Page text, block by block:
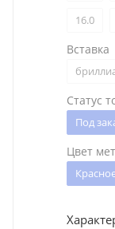
16.0
Вставка
Статус
Под
Цвет